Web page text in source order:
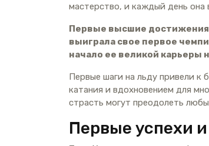
мастерство, и каждый день она
Первые высшие достижения
выиграла свое первое
начало ее великой карьеры
Первые шаги на льду привели к
катания и вдохновением для
страсть могут преодолеть
Первые успехи